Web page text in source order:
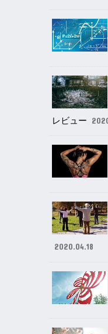
レビュー
2020.04.18